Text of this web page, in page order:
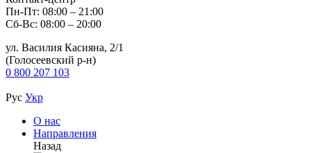
Пн-Пт: 08:00 – 21:00
Сб-Вс: 08:00 – 20:00
ул. Василия Касияна, 2/1
(Голосеевский р-н)
0 800 207 103
Рус Укр
О нас
Направления
Назад